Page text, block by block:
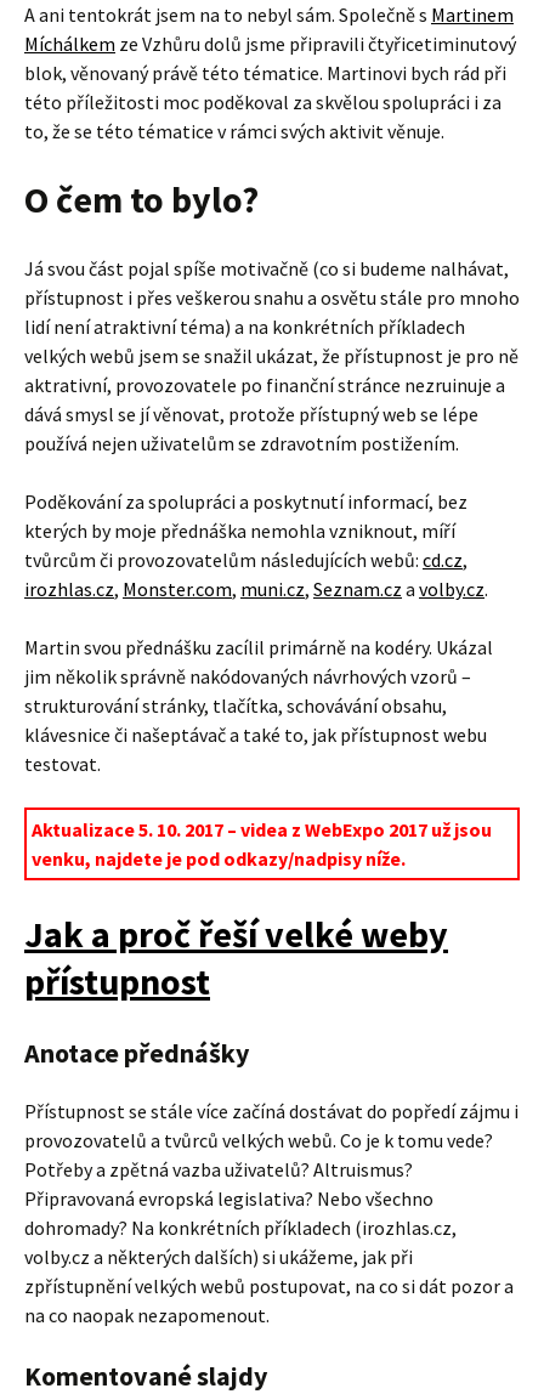
A ani tentokrát jsem na to nebyl sám. Společně s Martinem
Míchálkem ze Vzhůru dolů jsme připravili čtyřicetiminutový
blok, věnovaný právě této tématice. Martinovi bych rád při
této příležitosti moc poděkoval za skvělou spolupráci i za
to, že se této tématice v rámci svých aktivit věnuje.
O čem to bylo?
Já svou část pojal spíše motivačně (co si budeme nalhávat,
přístupnost i přes veškerou snahu a osvětu stále pro mnoho
lidí není atraktivní téma) a na konkrétních příkladech
velkých webů jsem se snažil ukázat, že přístupnost je pro ně
aktrativní, provozovatele po finanční stránce nezruinuje a
dává smysl se jí věnovat, protože přístupný web se lépe
používá nejen uživatelům se zdravotním postižením.
Poděkování za spolupráci a poskytnutí informací, bez
kterých by moje přednáška nemohla vzniknout, míří
tvůrcům či provozovatelům následujících webů: cd.cz,
irozhlas.cz, Monster.com, muni.cz, Seznam.cz a volby.cz.
Martin svou přednášku zacílil primárně na kodéry. Ukázal
jim několik správně nakódovaných návrhových vzorů –
strukturování stránky, tlačítka, schovávání obsahu,
klávesnice či našeptávač a také to, jak přístupnost webu
testovat.
Aktualizace 5. 10. 2017 – videa z WebExpo 2017 už jsou
venku, najdete je pod odkazy/nadpisy níže.
Jak a proč řeší velké weby
přístupnost
Anotace přednášky
Přístupnost se stále více začíná dostávat do popředí zájmu i
provozovatelů a tvůrců velkých webů. Co je k tomu vede?
Potřeby a zpětná vazba uživatelů? Altruismus?
Připravovaná evropská legislativa? Nebo všechno
dohromady? Na konkrétních příkladech (irozhlas.cz,
volby.cz a některých dalších) si ukážeme, jak při
zpřístupnění velkých webů postupovat, na co si dát pozor a
na co naopak nezapomenout.
Komentované slajdy